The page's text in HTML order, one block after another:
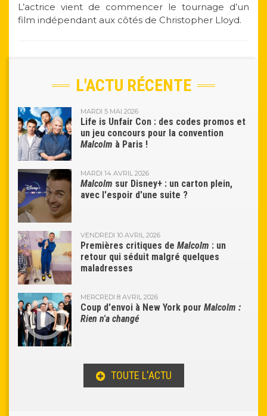
L’actrice vient de commencer le tournage d’un
film indépendant aux côtés de Christopher Lloyd.
L'ACTU RÉCENTE
MARDI 5 MAI 2026
Life is Unfair Con : des codes promos et
un jeu concours pour la convention
Malcolm à Paris !
MARDI 14 AVRIL 2026
Malcolm sur Disney+ : un carton plein,
avec l'espoir d'une suite ?
VENDREDI 10 AVRIL 2026
Premières critiques de Malcolm : un
retour qui séduit malgré quelques
maladresses
MERCREDI 8 AVRIL 2026
Coup d'envoi à New York pour Malcolm :
Rien n'a changé
TOUTE L'ACTU